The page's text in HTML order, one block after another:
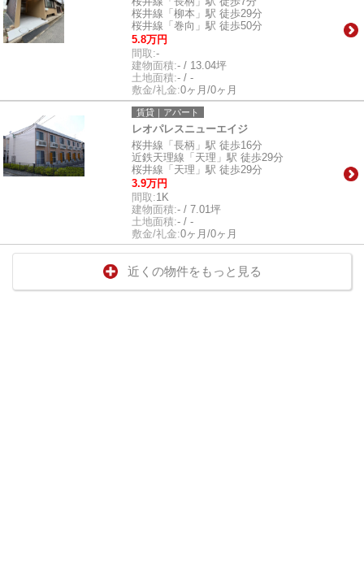
桜井線「柳本」駅 徒歩29分
桜井線「巻向」駅 徒歩50分
5.8万円
間取:-
建物面積:- / 13.04坪
土地面積:- / -
敷金/礼金:0ヶ月/0ヶ月
賃貸｜アパート
レオパレスニューエイジ
桜井線「長柄」駅 徒歩16分
近鉄天理線「天理」駅 徒歩29分
桜井線「天理」駅 徒歩29分
3.9万円
間取:1K
建物面積:- / 7.01坪
土地面積:- / -
敷金/礼金:0ヶ月/0ヶ月
近くの物件をもっと見る